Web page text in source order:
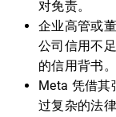
对免责。
企业高管或
公司信用不
的信用背书。
Meta 凭借其
过复杂的法